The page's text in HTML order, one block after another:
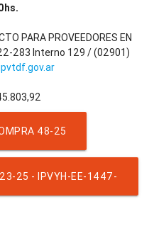
PARA PROVEEDORES EN
283 Interno 129 / (02901)
48-25
25 - IPVYH-EE-1447-